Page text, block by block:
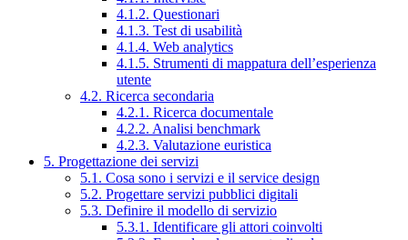
4.1.2. Questionari
4.1.3. Test di usabilità
4.1.4. Web analytics
4.1.5. Strumenti di mappatura dell’esperienza
utente
4.2. Ricerca secondaria
4.2.1. Ricerca documentale
4.2.2. Analisi benchmark
4.2.3. Valutazione euristica
5. Progettazione dei servizi
5.1. Cosa sono i servizi e il service design
5.2. Progettare servizi pubblici digitali
5.3. Definire il modello di servizio
5.3.1. Identificare gli attori coinvolti